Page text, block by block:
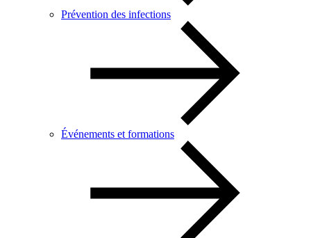
Prévention des infections
Événements et formations